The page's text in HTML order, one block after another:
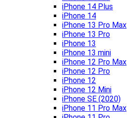
iPhone 14 Plus
iPhone 14
iPhone 13 Pro Max
iPhone 13 Pro
iPhone 13
iPhone 13 mini
iPhone 12 Pro Max
iPhone 12 Pro
iPhone 12
iPhone 12 Mini
iPhone SE (2020)
iPhone 11 Pro Max